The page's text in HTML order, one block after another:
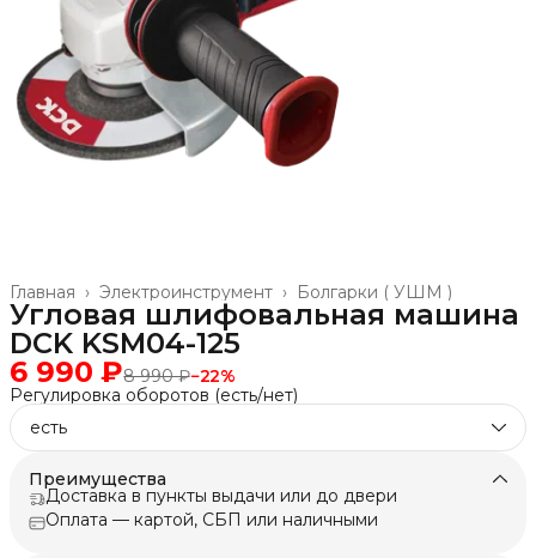
Болгарки ( УШМ )
Электроинструмент ›
Главная ›
Угловая шлифовальная машина
DCK KSM04-125
6 990 ₽8 990 ₽−22%
Регулировка оборотов (есть/нет)
есть
Преимущества
Доставка в пункты выдачи или до двери
Оплата — картой, СБП или наличными